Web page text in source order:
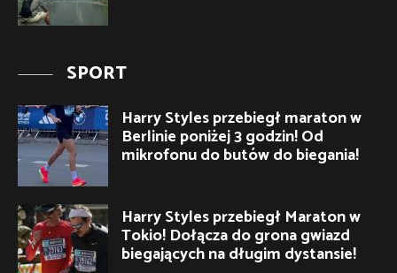
SPORT
Harry Styles przebiegł maraton w
Berlinie poniżej 3 godzin! Od
mikrofonu do butów do biegania!
Harry Styles przebiegł Maraton w
Tokio! Dołącza do grona gwiazd
biegających na długim dystansie!